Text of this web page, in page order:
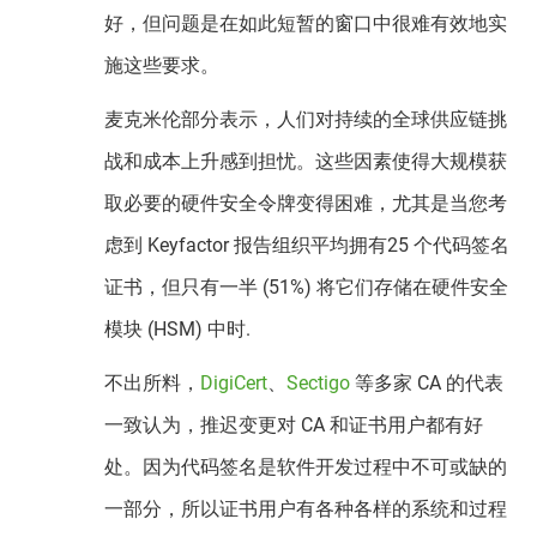
好，但问题是在如此短暂的窗口中很难有效地实
施这些要求。
麦克米伦部分表示，人们对持续的全球供应链挑
战和成本上升感到担忧。这些因素使得大规模获
取必要的硬件安全令牌变得困难，尤其是当您考
虑到 Keyfactor 报告组织平均拥有25 个代码签名
证书，但只有一半 (51%) 将它们存储在硬件安全
模块 (HSM) 中时.
不出所料， DigiCert Sectigo 等多家 CA 的代表
一致认为，推迟变更对 CA 和证书用户都有好
处。因为代码签名是软件开发过程中不可或缺的
一部分，所以证书用户有各种各样的系统和过程